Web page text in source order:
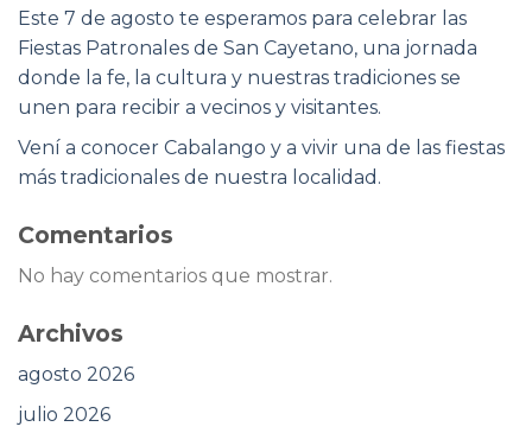
Este 7 de agosto te esperamos para celebrar las
Fiestas Patronales de San Cayetano, una jornada
donde la fe, la cultura y nuestras tradiciones se
unen para recibir a vecinos y visitantes.
Vení a conocer Cabalango y a vivir una de las fiestas
más tradicionales de nuestra localidad.
Comentarios
No hay comentarios que mostrar.
Archivos
agosto 2026
julio 2026